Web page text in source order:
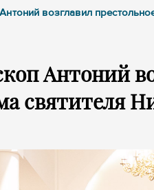
возглавил
Антоний
святителя